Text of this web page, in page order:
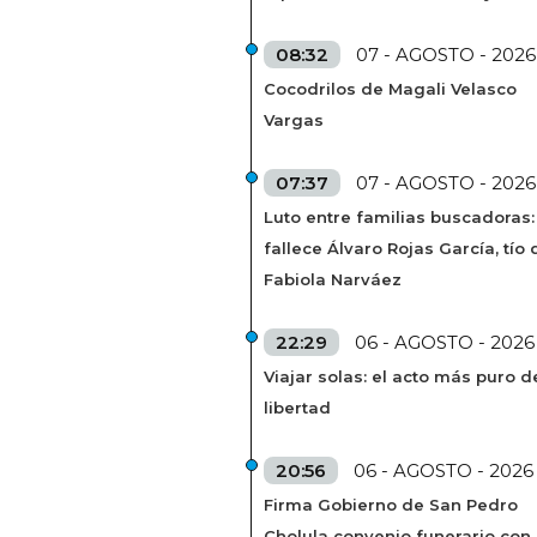
08:32 07 - AGOSTO - 2026
Cocodrilos de Magali Velasco
Vargas
07:37 07 - AGOSTO - 2026
Luto entre familias buscadoras:
fallece Álvaro Rojas García, tío
Fabiola Narváez
22:29 06 - AGOSTO - 2026
Viajar solas: el acto más puro
libertad
20:56 06 - AGOSTO - 2026
Firma Gobierno de San Pedro